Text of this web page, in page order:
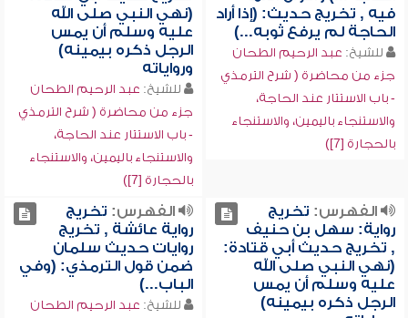
فيه , تخريج حديث: (إذا أراد
الحاجة لم يرفع ثوبه...)
للشيخ: عبد الرحيم الطحان
جزء من محاضرة ( شرح الترمذي
- باب الاستتار عند الحاجة،
والاستنجاء باليمين، والاستنجاء
بالحجارة [7])
(نهي النبي صلى الله
عليه وسلم أن يمس
الرجل ذكره بيمينه)
ورواياته
للشيخ: عبد الرحيم الطحان
جزء من محاضرة ( شرح الترمذي
- باب الاستتار عند الحاجة،
والاستنجاء باليمين، والاستنجاء
بالحجارة [7])
الفهرس: تخريج
رواية: سهل بن حنيف
, تخريج حديث أبي قتادة:
(نهي النبي صلى الله
عليه وسلم أن يمس
الرجل ذكره بيمينه)
الفهرس: تخريج
رواية عائشة , تخريج
روايات حديث سلمان
ضمن قول الترمذي: (وفي
الباب...)
للشيخ: عبد الرحيم الطحان